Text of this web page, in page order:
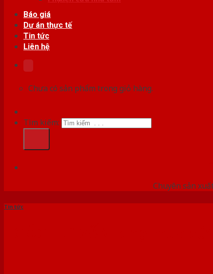
Báo giá
Dự án thực tế
Tin tức
Liên hệ
Chưa có sản phẩm trong giỏ hàng.
Tìm kiếm:
Chuyên sản
Tin tức